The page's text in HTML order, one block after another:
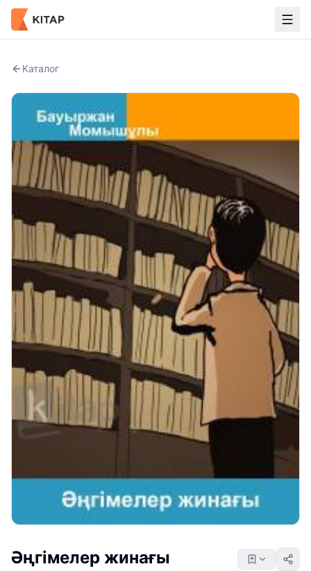
Каталог
Әңгімелер жинағы